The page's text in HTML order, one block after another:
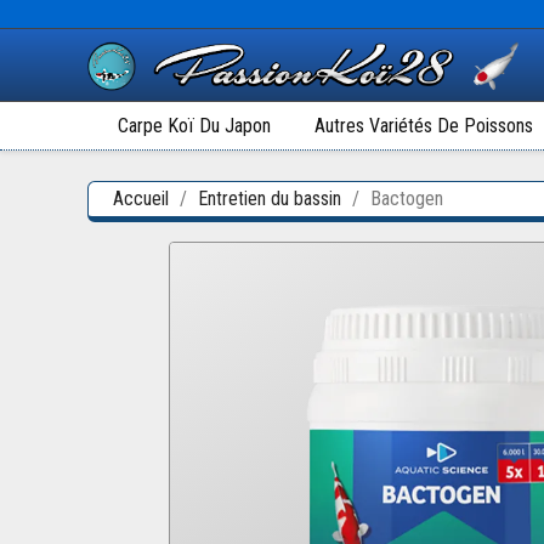
Carpe Koï Du Japon Autres Variétés De Poissons
Accueil Entretien du bassin Bactogen